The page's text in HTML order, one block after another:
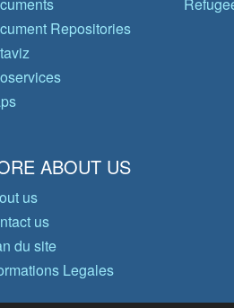
Repositories
ABOUT US
us
us
du site
Legales